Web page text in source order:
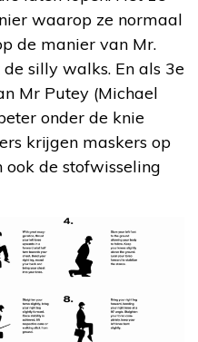
waarop ze normaal
de manier van Mr.
de silly walks. En als 3e
Mr Putey (Michael
onder de knie
krijgen maskers op
de stofwisseling